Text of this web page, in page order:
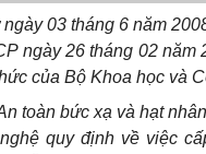
03 tháng 6 năm
ngày 26 tháng 02
của Bộ Khoa học và
toàn bức xạ và hạt
quy định về việc